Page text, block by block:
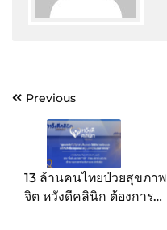
PostPrevious
13 ล้านคนไทยป่วยสุขภาพ
จิต หวังดีคลินิก ต้องการ